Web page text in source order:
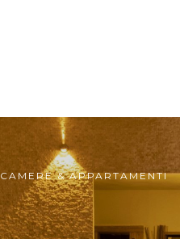
CAMERE & APPARTAMENTI